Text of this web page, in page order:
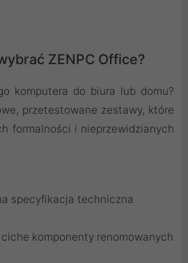
ZENPC Office?
komputera do biura lub domu?
przetestowane zestawy, które
formalności i nieprzewidzianych
specyfikacja techniczna
komponenty renomowanych